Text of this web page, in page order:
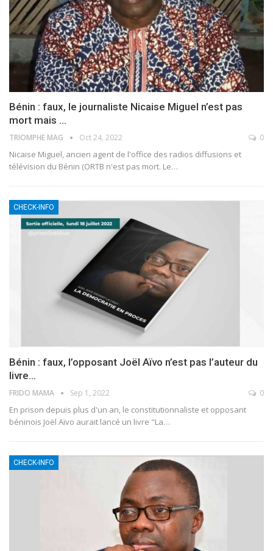
Bénin : faux, le journaliste Nicaise Miguel n’est pas
mort mais …
TRIOMPHE MAG Oct 24, 2022 0
Nicaise Miguel, ancien agent de l'office des radios diffusions et
télévision du Bénin (ORTB n'est pas mort. Le…
CHECK-INFO
Bénin : faux, l’opposant Joël Aïvo n’est pas l’auteur du
livre…
FRIDO MAMA Sep 1, 2022 0
En prison depuis plus d'un an, le constitutionnaliste et opposant
béninois Joël Aïvo aurait lancé un livre "La…
CHECK-INFO